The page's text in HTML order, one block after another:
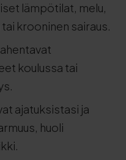
lämpötilat, melu,
krooninen sairaus.
koulussa tai
ajatuksistasi ja
huoli